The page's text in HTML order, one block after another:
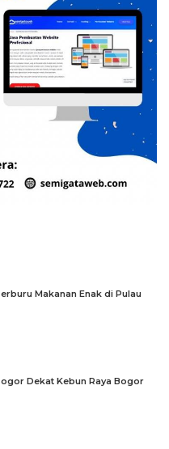
Makanan Enak di Pulau
Dekat Kebun Raya Bogor